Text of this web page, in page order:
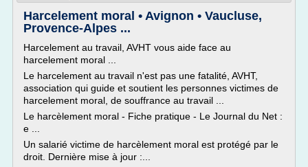
Harcelement moral • Avignon • Vaucluse,
Provence-Alpes ...
Harcelement au travail, AVHT vous aide face au
harcelement moral ...
Le harcelement au travail n'est pas une fatalité, AVHT,
association qui guide et soutient les personnes victimes de
harcelement moral, de souffrance au travail ...
Le harcèlement moral - Fiche pratique - Le Journal du Net :
e ...
Un salarié victime de harcèlement moral est protégé par le
droit. Dernière mise à jour :...